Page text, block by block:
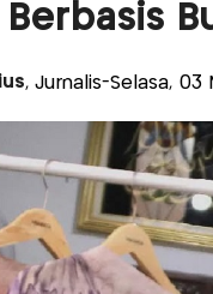
, Jurnalis-Selasa, 03